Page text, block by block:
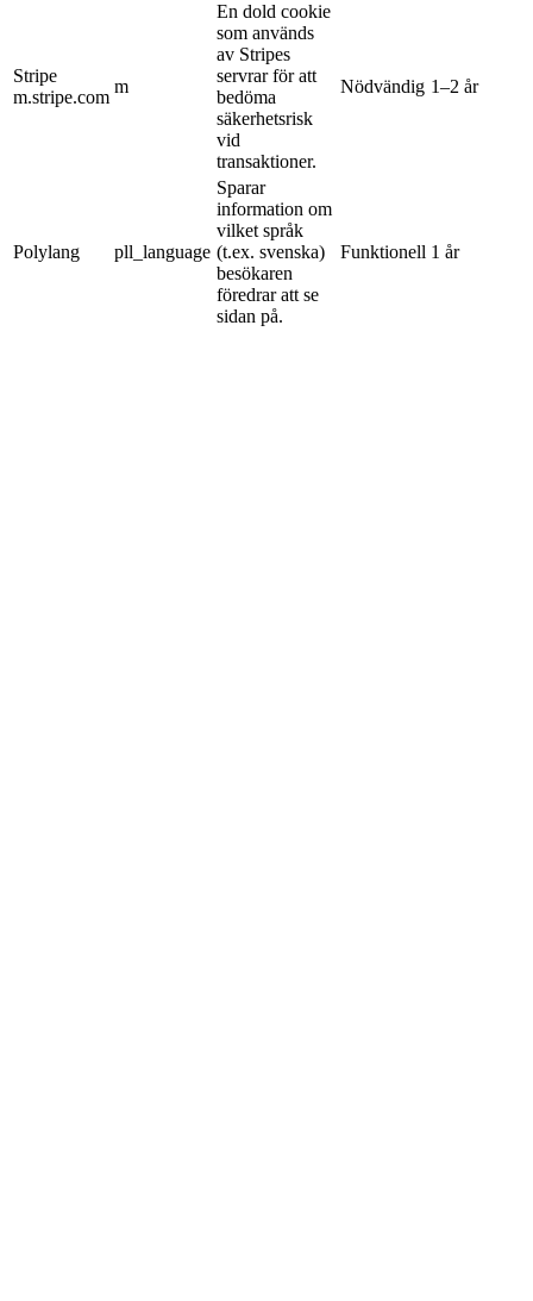
Stripe
m.stripe.com
m
En dold cookie
som används
av Stripes
servrar för att
bedöma
säkerhetsrisk
vid
transaktioner.
Nödvändig 1–2 år
Polylang pll_language
Sparar
information om
vilket språk
(t.ex. svenska)
besökaren
föredrar att se
sidan på.
Funktionell 1 år